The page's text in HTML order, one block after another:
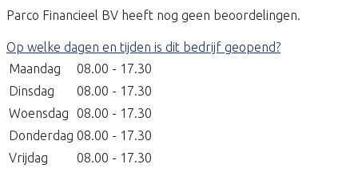
Parco Financieel BV heeft nog geen beoordelingen.
Op welke dagen en tijden is dit bedrijf geopend?
Maandag
08.00 - 17.30
Dinsdag
08.00 - 17.30
Woensdag
08.00 - 17.30
Donderdag 08.00 - 17.30
Vrijdag
08.00 - 17.30